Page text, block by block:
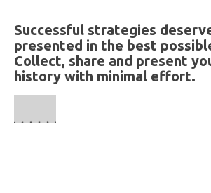
Successful strategies
presented in the best
Collect, share and present
history with minimal effort.